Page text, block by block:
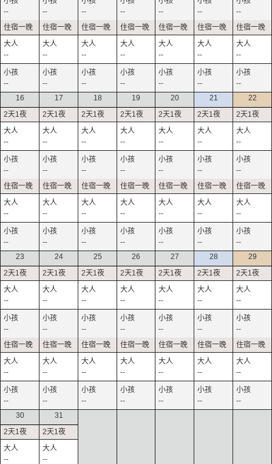
--
--
--
--
--
--
--
--
--
--
--
--
--
--
--
--
--
--
--
--
--
16
--
--
--
--
17
--
--
--
--
18
--
--
--
--
19
--
--
--
--
20
--
--
--
--
21
--
--
--
--
22
--
--
--
--
23
--
--
--
--
24
--
--
--
--
25
--
--
--
--
26
--
--
--
--
27
--
--
--
--
28
--
--
--
--
29
--
--
--
--
30
--
31
--